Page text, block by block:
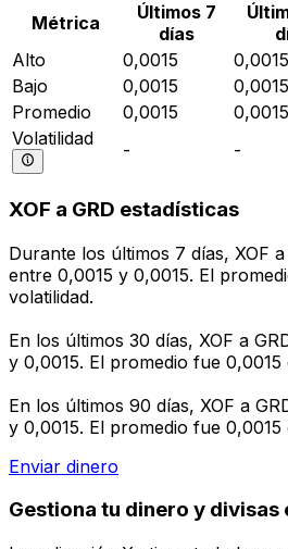
Métrica
Últimos 7
días
Alto
0,0015 0,0015
Bajo
0,0015 0,0015
Promedio
0,0015 0,0015
Volatilidad
- -
XOF a GRD estadísticas
Durante los últimos 7 días, XOF
entre 0,0015 y 0,0015. El
volatilidad.
En los últimos 30 días, XOF a
y 0,0015. El promedio fue
En los últimos 90 días, XOF a
y 0,0015. El promedio fue
Enviar dinero
Gestiona tu dinero y divisas